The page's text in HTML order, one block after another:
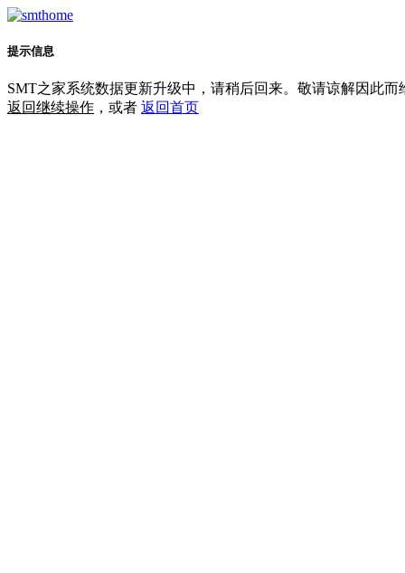
提示信息
SMT之家系统数据更新升级中，请稍后回来。敬请谅解因此而
返回继续操作 ，或者 返回首页